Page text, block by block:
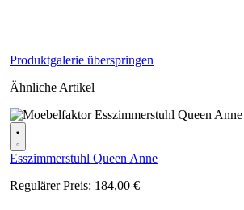
Produktgalerie überspringen
Ähnliche Artikel
Esszimmerstuhl Queen Anne
Regulärer Preis: 184,00 €